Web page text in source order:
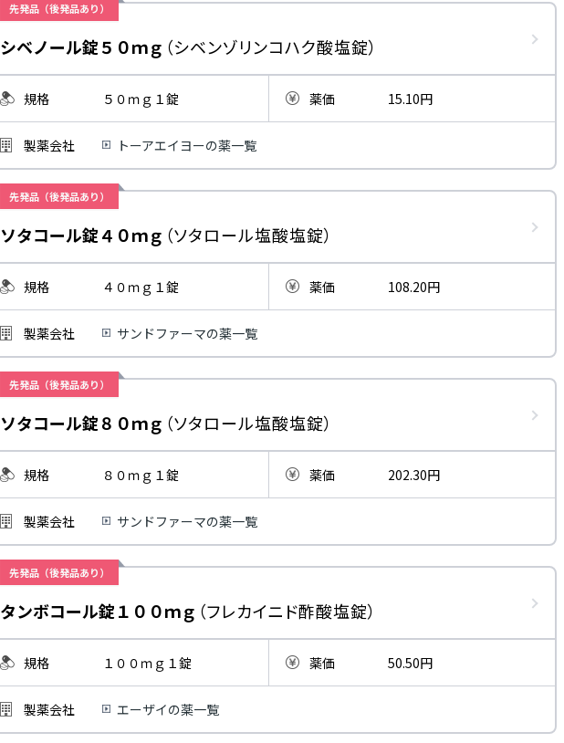
先発品（後発品あり）
シベノール錠５０ｍｇ （シベンゾリンコハク酸塩錠）
規格 ５０ｍｇ１錠 薬価 15.10円
製薬会社 トーアエイヨーの薬一覧
先発品（後発品あり）
ソタコール錠４０ｍｇ （ソタロール塩酸塩錠）
規格 ４０ｍｇ１錠 薬価 108.20円
製薬会社 サンドファーマの薬一覧
先発品（後発品あり）
ソタコール錠８０ｍｇ （ソタロール塩酸塩錠）
規格 ８０ｍｇ１錠 薬価 202.30円
製薬会社 サンドファーマの薬一覧
先発品（後発品あり）
タンボコール錠１００ｍｇ （フレカイニド酢酸塩錠）
規格 １００ｍｇ１錠 薬価 50.50円
製薬会社 エーザイの薬一覧